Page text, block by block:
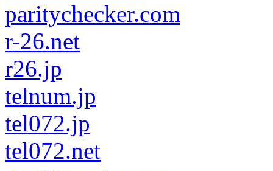
paritychecker.com
r-26.net
r26.jp
telnum.jp
tel072.jp
tel072.net